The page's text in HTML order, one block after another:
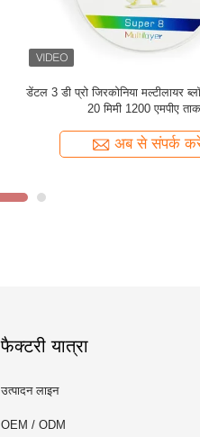
8 परतें बहुपरत 3D प्रो ज़िरकोनिया
1200 Mpa D98 *
अब से संपर्क
फैक्टरी यात्रा
उत्पादन लाइन
OEM / ODM